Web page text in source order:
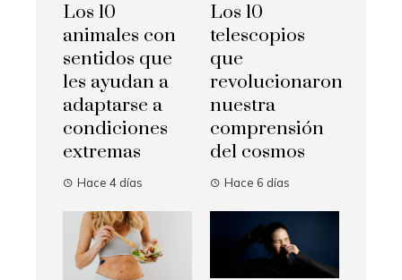
Los 10
animales con
sentidos que
les ayudan a
adaptarse a
condiciones
extremas
Hace 4 días
Los 10
telescopios
que
revolucionaron
nuestra
comprensión
del cosmos
Hace 6 días